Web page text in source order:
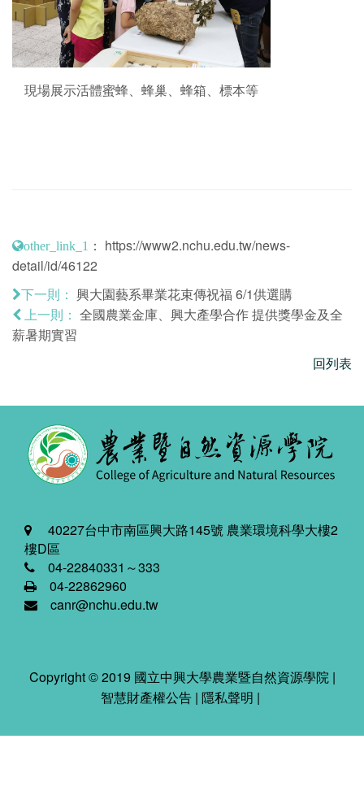
現場展示活體蜜蜂、蜂巢、蜂箱、標本等
other_link_1 ： https://www2.nchu.edu.tw/news-
detail/id/46122
下一則： 興大園藝系畢業花束傳祝福 6/1供選購
上一則：
全國農業金庫、興大產學合作 提供獎學金及全
薪暑期實習
回列表
40227台中市南區興大路145號 農業環境科學大樓2
樓D區
04-22840331～333
04-22862960
canr@nchu.edu.tw
Copyright © 2019 國立中興大學農業暨自然資源學院 |
智慧財產權公告 | 隱私聲明 |